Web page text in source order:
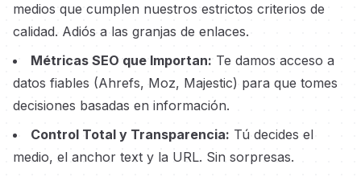
medios que cumplen nuestros estrictos criterios de
calidad. Adiós a las granjas de enlaces.
Métricas SEO que Importan: Te damos acceso a
datos fiables (Ahrefs, Moz, Majestic) para que tomes
decisiones basadas en información.
Control Total y Transparencia: Tú decides el
medio, el anchor text y la URL. Sin sorpresas.